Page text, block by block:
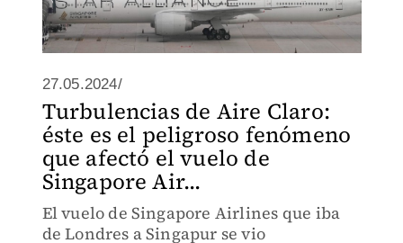
27.05.2024/
Turbulencias de Aire Claro:
éste es el peligroso fenómeno
que afectó el vuelo de
Singapore Air...
El vuelo de Singapore Airlines que iba
de Londres a Singapur se vio